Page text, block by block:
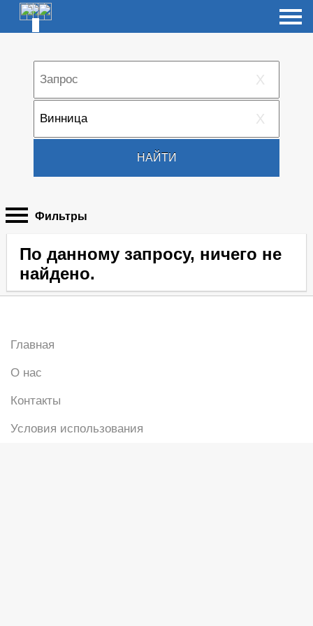
X
X
НАЙТИ
Фильтры
По данному запросу, ничего не
найдено.
Главная
О нас
Контакты
Условия использования